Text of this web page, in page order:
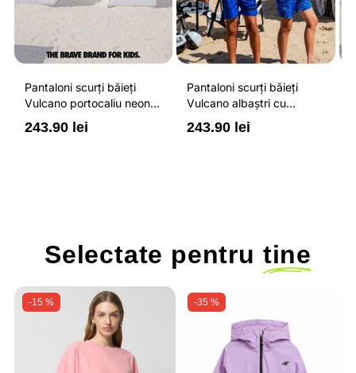
Pantaloni scurți băieți
Vulcano portocaliu neon
cu buzunare cu fermoar,
impermeabili și talie
243.90 lei
Pantaloni scurți băieți
Vulcano albaștri cu
buzunare cu fermoar,
impermeabili și talie
243.90 lei
Selectate pentru tine
-15 % -35 %